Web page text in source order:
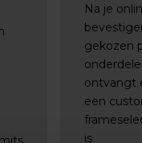
Na je
gekozen
ontvangt
een
is